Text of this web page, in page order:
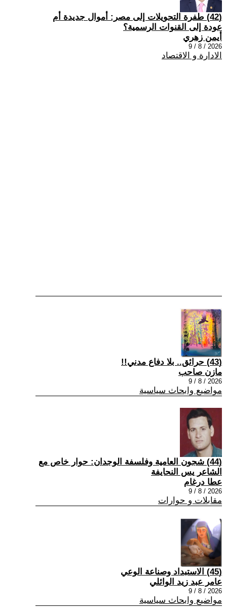
(42) طفرة التحويلات إلى مصر: أموال جديدة أم
عودة إلى القنوات الرسمية؟
أيمن زهري
2026 / 8 / 9
الادارة و الاقتصاد
(43) حرائق.. بلا دفاع مدني!!
مازن صاحب
2026 / 8 / 9
مواضيع وابحاث سياسية
(44) شجون العامية وفلسفة الوجدان: حوار خاص مع
الشاعر يس النحايفة
عطا درغام
2026 / 8 / 9
مقابلات و حوارات
(45) الاستبداد وصناعة الوعي
عامر عبد زيد الوائلي
2026 / 8 / 9
مواضيع وابحاث سياسية